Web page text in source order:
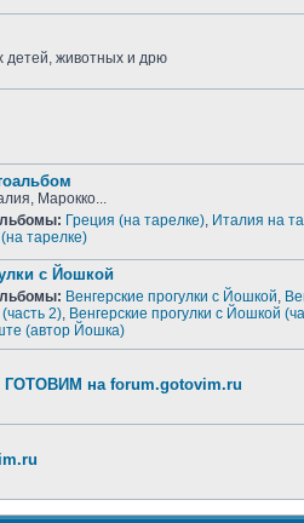
животных и дрю
Марокко...
Греция (на тарелке), Италия на
тарелке)
с Йошкой
Венгерские прогулки с Йошкой,
2), Венгерские прогулки с Йошкой
(автор Йошка)
на forum.gotovim.ru